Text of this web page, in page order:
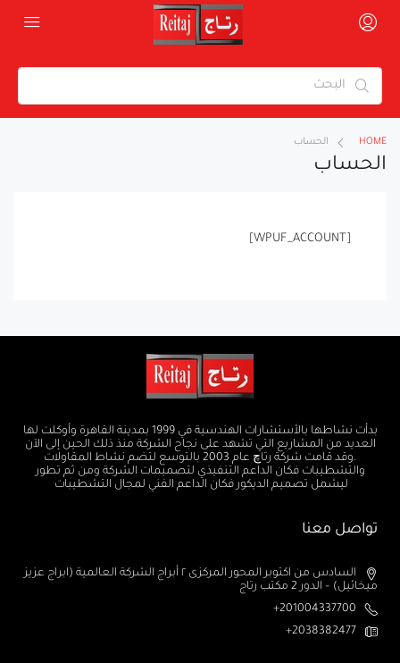
HOME الحساب
الحساب
[WPUF_ACCOUNT]
بدأت نشاطها بالأستشارات الهندسية في 1999 بمدينة القاهرة وأوكلت لها
العديد من المشاريع التي تشهد على نجاح الشركة منذ ذلك الحين إلى الآن
.وقد قامت شركة رتاچ عام 2003 بالتوسع لتضم نشاط المقاولات
والتشطيبات فكان الداعم التنفيذي لتصميمات الشركة ومن ثم تطور
ليشمل تصميم الديكور فكان الداعم الفني لمجال التشطيبات
تواصل معنا
السادس من اكتوبر المحور المركزى ٢ أبراج الشركة العالمية (ابراج عزيز
ميخائيل) – الدور 2 مكتب رتاج
201004337700+
2038382477+